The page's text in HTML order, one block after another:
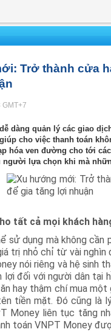
Trở thành cửa
GMT+7
dàng quản lý các giao
cho việc thanh toán
hóa ven đường cho tới
lựa chọn khi mà
tất cả mọi khách
sử dụng mà không cần
trị nhỏ chỉ từ vài
nói riêng và hệ sinh
lợi đối với người dân tại
hay thậm chí mua
tiền mặt. Đó cũng là
Money liên tục tăng
toán VNPT Money